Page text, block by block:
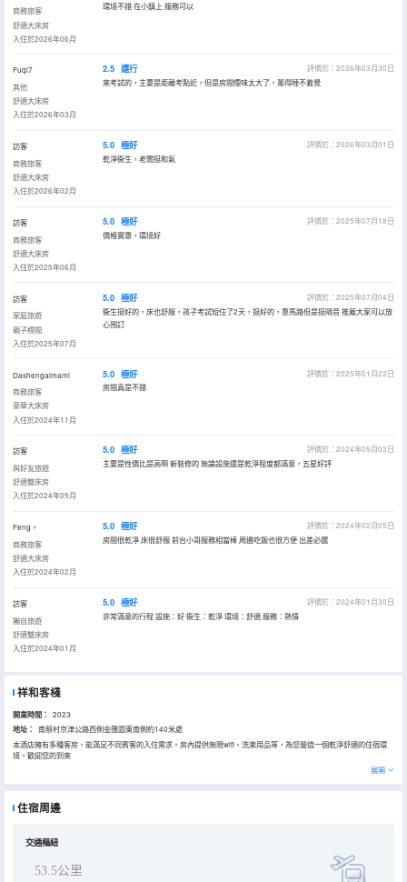
商務旅客
舒適大床房
入住於2026年06月
環境不錯 在小鎮上 服務可以
Fuqi7
其他
舒適大床房
入住於2026年03月
2.5 還行
評價於：2026年03月30日
來考試的，主要是距離考點近，但是房間煙味太大了，薰得睡不着覺
訪客
商務旅客
舒適大床房
入住於2026年02月
5.0 極好
評價於：2026年03月01日
乾淨衞生，老闆挺和氣
訪客
商務旅客
舒適大床房
入住於2025年06月
5.0 極好
評價於：2025年07月18日
價格實惠。環境好
訪客
家庭旅遊
親子標間
入住於2025年07月
5.0 極好
評價於：2025年07月04日
衞生挺好的，床也舒服，孩子考試短住了2天，挺好的，靠馬路但是挺隔音 推薦大家可以放
心預訂
Dashengaimami
商務旅客
豪華大床房
入住於2024年11月
5.0 極好
評價於：2025年01月22日
房間真是不錯
訪客
與好友旅遊
舒適雙床房
入住於2024年05月
5.0 極好
評價於：2024年05月03日
主要是性價比是高啊 新裝修的 無論設施還是乾淨程度都滿意，五星好評
Feng。
商務旅客
舒適大床房
入住於2024年02月
5.0 極好
評價於：2024年02月05日
房間很乾凈 床很舒服 前台小哥服務相當棒 周邊吃飯也很方便 出差必選
訪客
獨自旅遊
舒適雙床房
入住於2024年01月
5.0 極好
評價於：2024年01月30日
非常滿意的行程 設施：好 衞生：乾淨 環境：舒適 服務：熱情
祥和客棧
開業時間： 2023
地址：
南蔡村京津公路西側金匯園東南側約140米處
本酒店擁有多種客房，能滿足不同賓客的入住需求。房內提供無限wifi、洗漱用品等，為您營造一個乾淨舒適的住宿環
境。歡迎您的到來
展開
住宿周邊
交通樞紐
53.5公里